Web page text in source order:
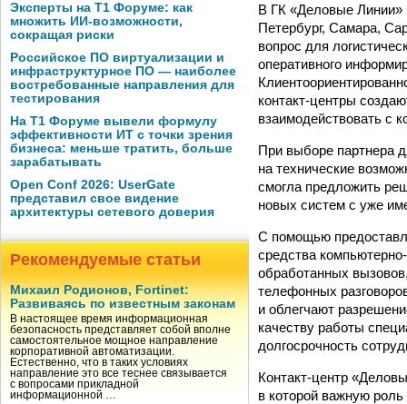
Эксперты на Т1 Форуме: как
множить ИИ-возможности,
сокращая риски
Российское ПО виртуализации и
инфраструктурное ПО — наиболее
востребованные направления для
тестирования
На Т1 Форуме вывели формулу
эффективности ИТ с точки зрения
бизнеса: меньше тратить, больше
зарабатывать
Open Conf 2026: UserGate
представил свое видение
архитектуры сетевого доверия
Рекомендуемые статьи
Михаил Родионов, Fortinet:
Развиваясь по известным законам
В настоящее время информационная
безопасность представляет собой вполне
самостоятельное мощное направление
корпоративной автоматизации.
Естественно, что в таких условиях
направление это все теснее связывается
с вопросами прикладной
информационной …
В ГК «Деловые Линии»
Петербург, Самара,
вопрос для
оперативного
контакт-центры
взаимодействовать с
При выборе партнера
на технические
смогла предложить
новых систем с уже
С помощью
средства
обработанных
телефонных
и облегчают
качеству работы
долгосрочность
Контакт-центр
в которой важную роль